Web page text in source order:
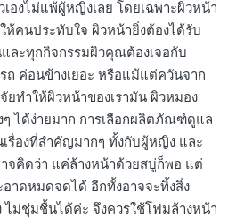
งไม่แพ้ผู้หญิงเลย โดยเฉพาะผิวหน้า
ห้คนประทับใจ ผิวหน้ายิ่งต้องได้รับ
ละทุกกิจกรรมผิวคุณต้องเจอกับ
ถ ค่อนข้างเยอะ หรือแม้แต่ควันจาก
ยทำให้ผิวหน้าของเรามัน ผิวหมอง
ๆ ได้ง่ายมาก การเลือกผลิตภัณฑ์ดูแล
รื่องที่สำคัญมากๆ ทั้งกับผู้หญิง และ
จคิดว่า แค่ล้างหน้าด้วยสบู่ก็พอ แต่
าดหมดจดได้ อีกทั้งอาจจะทิ้งสิ่ง
ไม่ชุ่มชื้นได้ค่ะ จึงควรใช้โฟมล้างหน้า